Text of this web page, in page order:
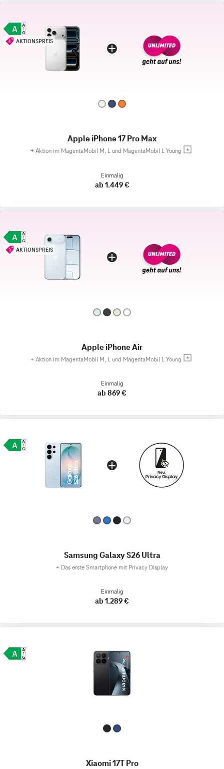
AKTIONSPREIS
Apple iPhone 17 Pro Max
+ Aktion im MagentaMobil M, L und MagentaMobil L Young
Einmalig
ab 1.449 €
AKTIONSPREIS
Apple iPhone Air
+ Aktion im MagentaMobil M, L und MagentaMobil L Young
Einmalig
ab 869 €
Samsung Galaxy S26 Ultra
+ Das erste Smartphone mit Privacy Display
Einmalig
ab 1.289 €
Xiaomi 17T Pro